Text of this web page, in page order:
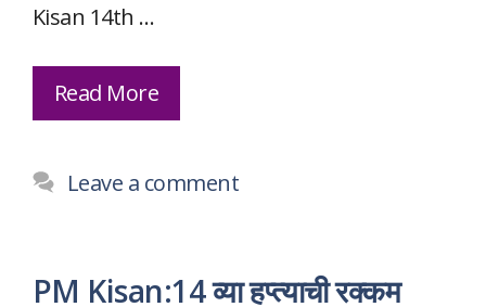
Kisan 14th …
Read More
Leave a comment
PM Kisan:14 व्या हप्त्याची रक्कम